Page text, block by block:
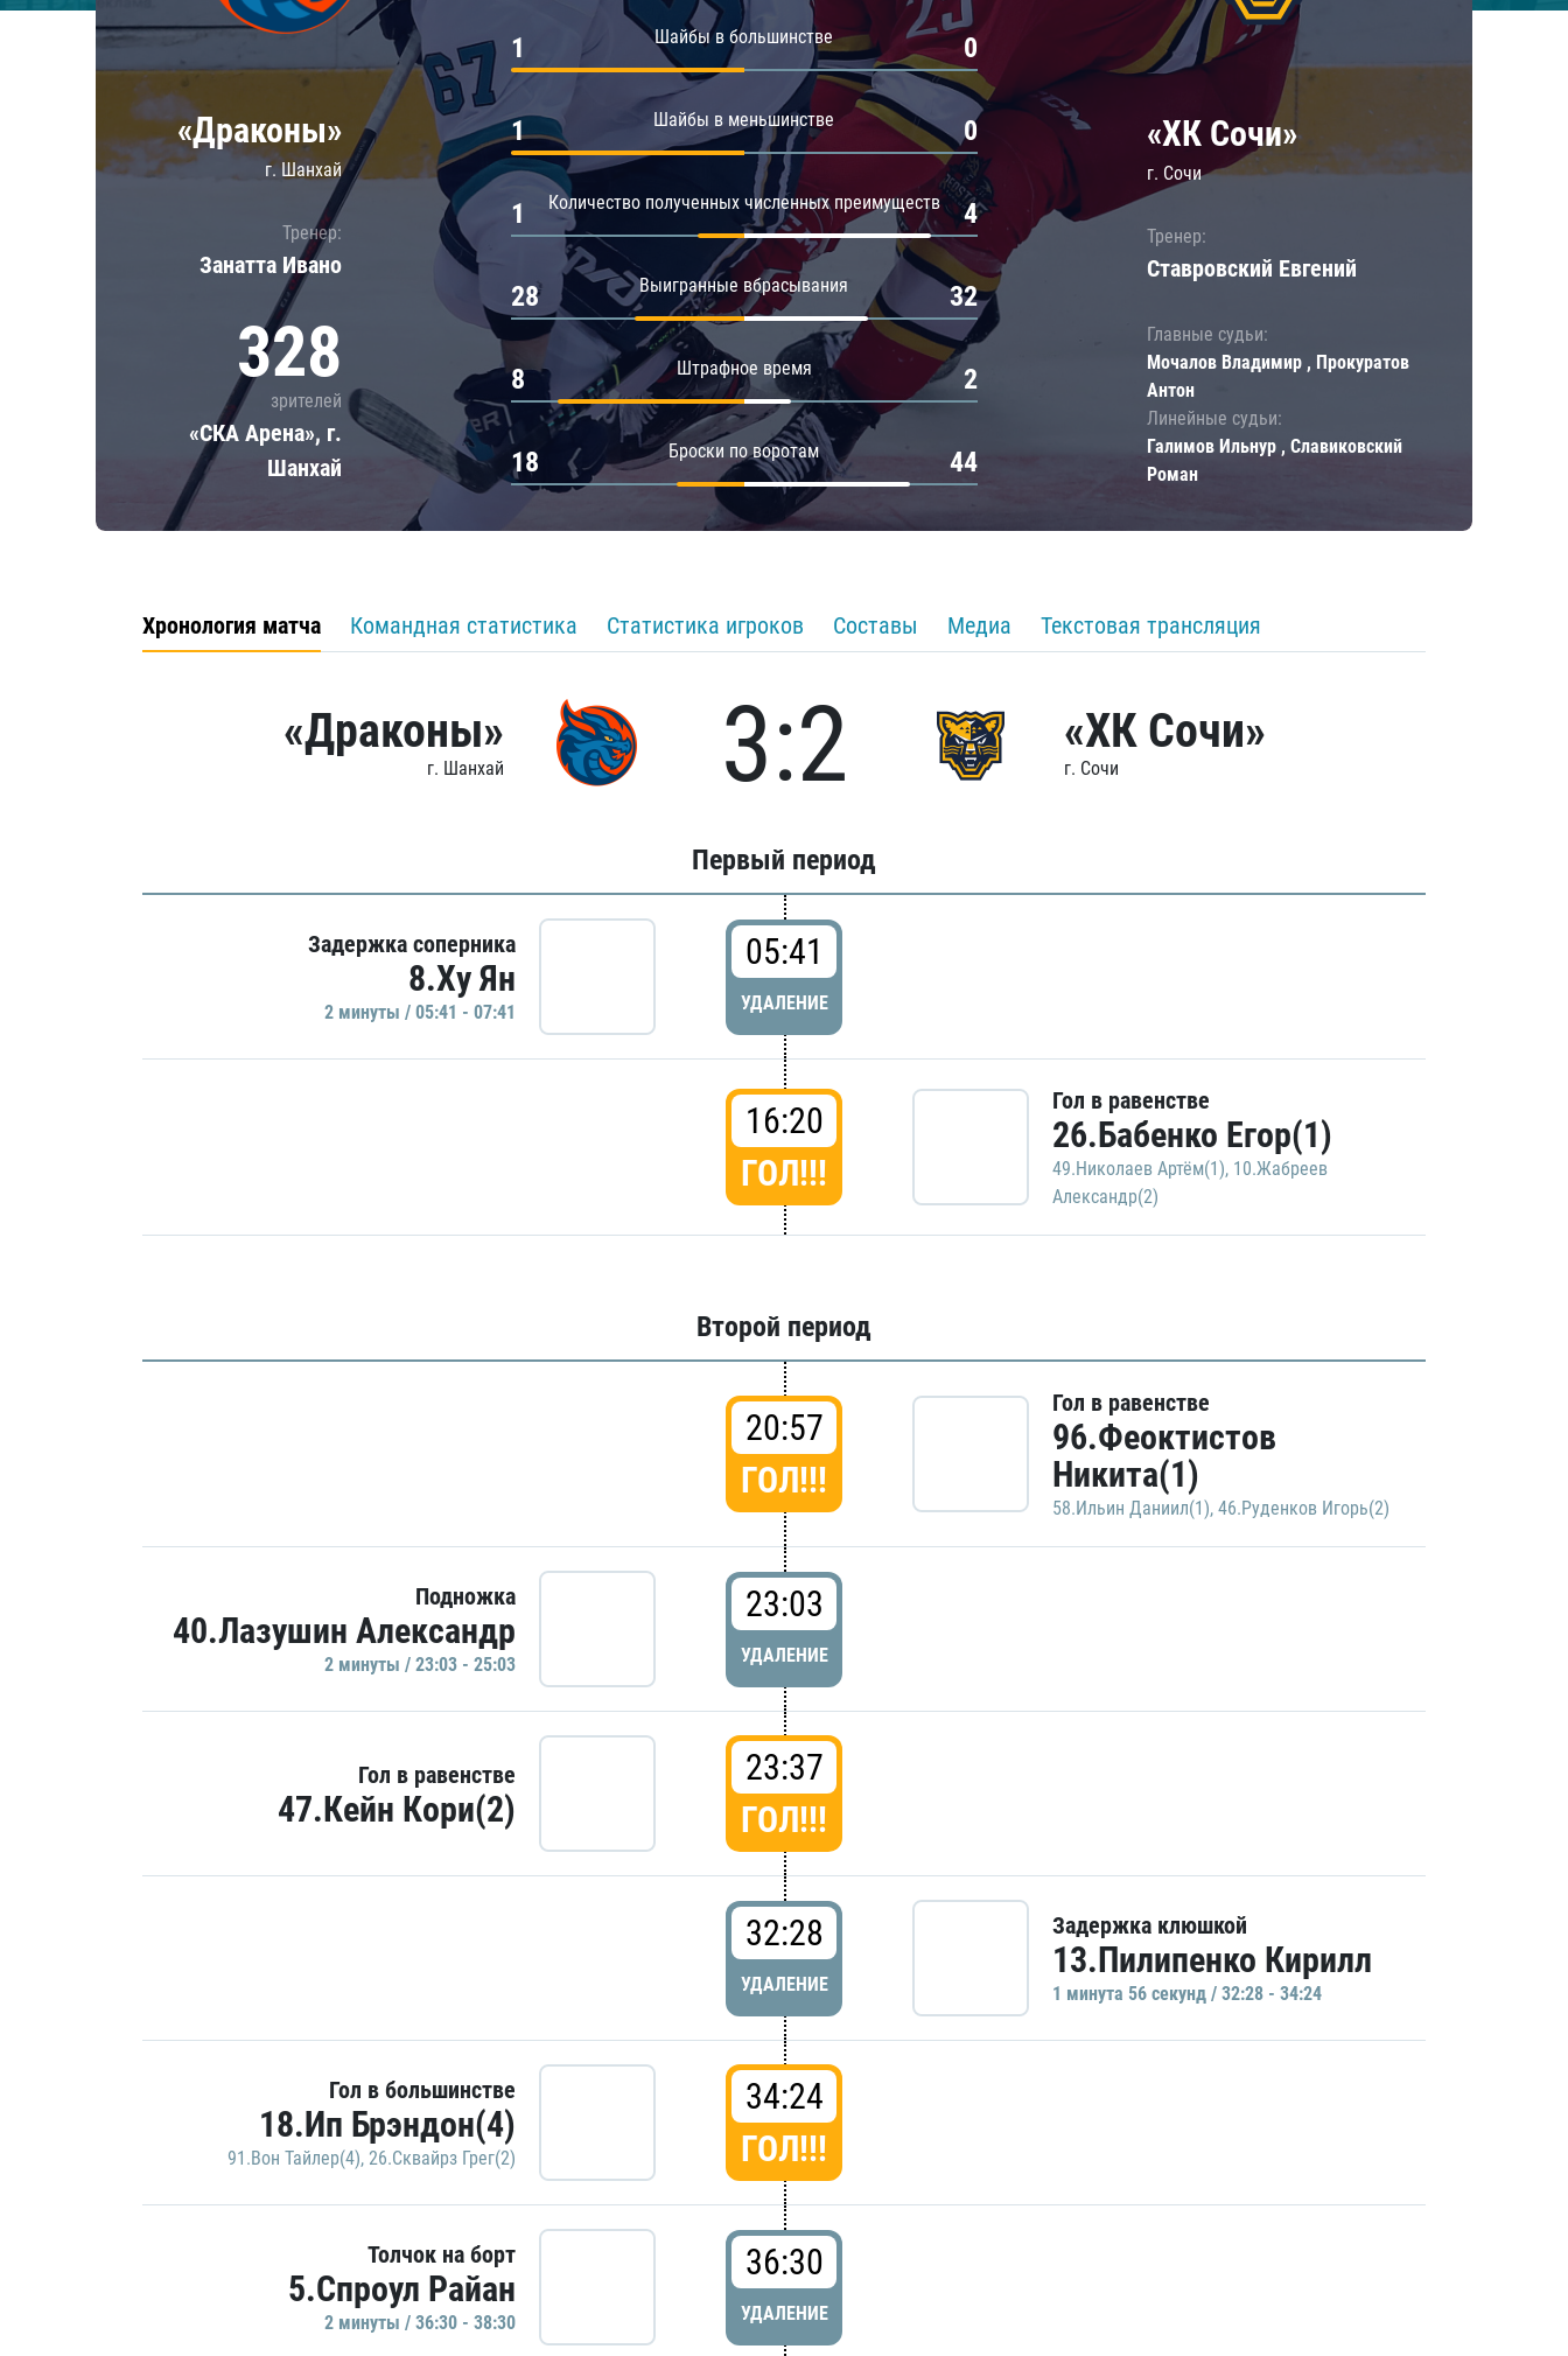
Локомотив
Шанхайские Драконы
Амур
Барыс
Салават Юлаев
«Драконы»
г. Шанхай
Тренер:
Занатта Иванo
328
зрителей
«СКА Арена», г.
Шанхай
Шайбы в большинстве
1 0
Шайбы в меньшинстве
1 0
Количество полученных численных преимуществ
1 4
Выигранные вбрасывания
28 32
Штрафное время
8 2
Броски по воротам
18 44
«ХК Сочи»
г. Сочи
Тренер:
Ставровский Евгений
Главные судьи:
Мочалов Владимир , Прокуратов
Антон
Линейные судьи:
Галимов Ильнур , Славиковский
Роман
Хронология матча Командная статистика Статистика игроков Составы Медиа Текстовая трансляция
«Драконы»
г. Шанхай 3:2 «ХК Сочи»
г. Сочи
Первый период
Задержка соперника
8.Ху Ян
2 минуты / 05:41 - 07:41
05:41
УДАЛЕНИЕ
16:20
ГОЛ!!!
Гол в равенстве
26.Бабенко Егор(1)
49.Николаев Артём(1), 10.Жабреев
Александр(2)
Второй период
20:57
ГОЛ!!!
Гол в равенстве
96.Феоктистов
Никита(1)
58.Ильин Даниил(1), 46.Руденков Игорь(2)
Подножка
40.Лазушин Александр
2 минуты / 23:03 - 25:03
23:03
УДАЛЕНИЕ
Гол в равенстве
47.Кейн Кори(2)
23:37
ГОЛ!!!
32:28
УДАЛЕНИЕ
Задержка клюшкой
13.Пилипенко Кирилл
1 минутa 56 секунд / 32:28 - 34:24
Гол в большинстве
18.Ип Брэндон(4)
91.Вон Тайлер(4), 26.Сквайрз Грег(2)
34:24
ГОЛ!!!
Толчок на борт
5.Спроул Райан
2 минуты / 36:30 - 38:30
36:30
УДАЛЕНИЕ